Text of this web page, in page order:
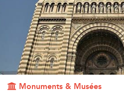
Monuments & Musées